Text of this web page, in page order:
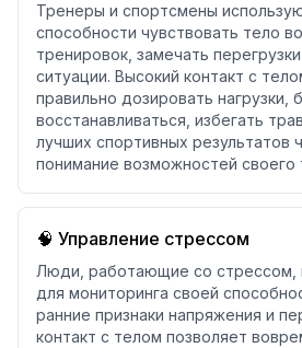
Тренеры и спортсмены
способности чувствовать тело
тренировок, замечать
ситуации. Высокий контакт с
правильно дозировать нагрузки,
восстанавливаться, избегать
лучших спортивных результатов
понимание возможностей своего
🧠 Управление стрессом
Люди, работающие со стрессом,
для мониторинга своей
ранние признаки напряжения и
контакт с телом позволяет